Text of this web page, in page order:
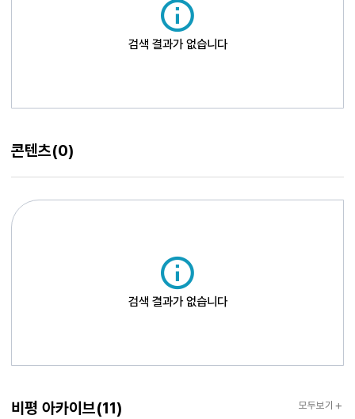
검색 결과가 없습니다
콘텐츠(0)
검색 결과가 없습니다
비평 아카이브(11) 비평아카이브
모두보기